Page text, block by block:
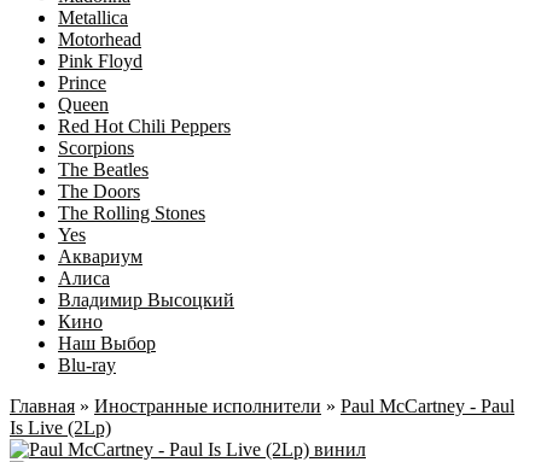
Metallica
Motorhead
Pink Floyd
Prince
Queen
Red Hot Chili Peppers
Scorpions
The Beatles
The Doors
The Rolling Stones
Yes
Аквариум
Алиса
Владимир Высоцкий
Кино
Наш Выбор
Blu-ray
Главная » Иностранные исполнители » Paul McCartney - Paul
Is Live (2Lp)